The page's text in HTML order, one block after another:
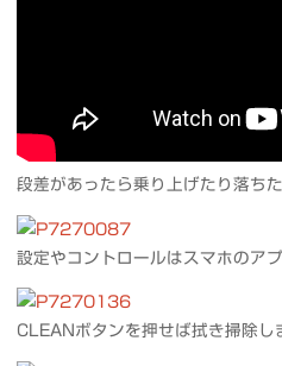
段差があったら乗り上げたり落ち
設定やコントロールはスマホのアプ
CLEANボタンを押せば拭き掃除し